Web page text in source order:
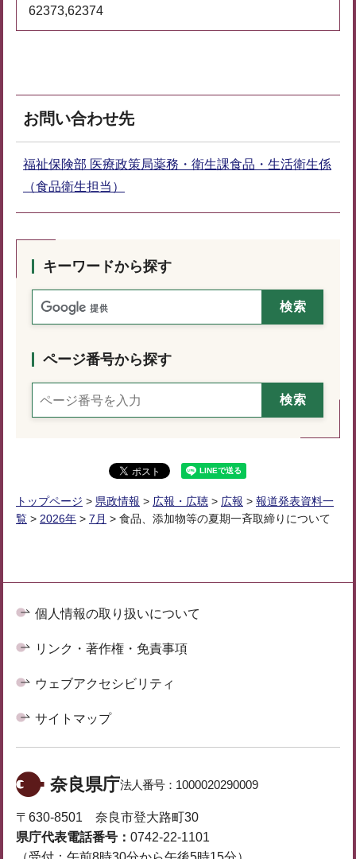
62373,62374
お問い合わせ先
福祉保険部 医療政策局薬務・衛生課食品・生活衛生係
（食品衛生担当）
キーワードから探す
ページ番号から探す
トップページ > 県政情報 > 広報・広聴 > 広報 > 報道発表資料一
覧 > 2026年 > 7月 > 食品、添加物等の夏期一斉取締りについて
個人情報の取り扱いについて
リンク・著作権・免責事項
ウェブアクセシビリティ
サイトマップ
奈良県庁法人番号： 1000020290009
〒630-8501 奈良市登大路町30
県庁代表電話番号： 0742-22-1101